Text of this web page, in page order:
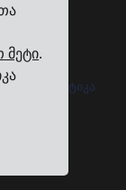
მეტი.
პოლიტიკა